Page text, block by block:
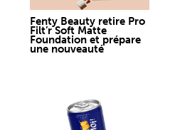
Fenty Beauty retire Pro
Filt’r Soft Matte
Foundation et prépare
une nouveauté